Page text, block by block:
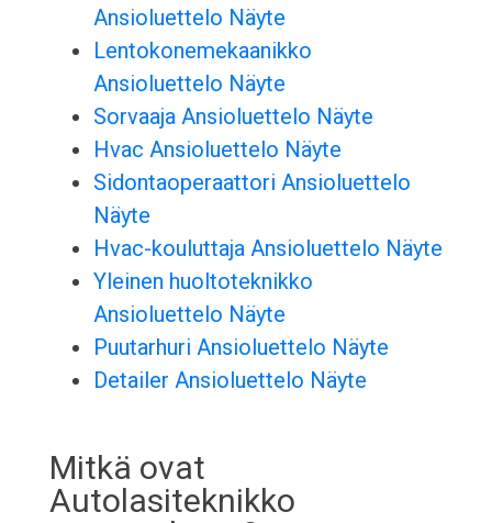
Ansioluettelo Näyte
Lentokonemekaanikko
Ansioluettelo Näyte
Sorvaaja Ansioluettelo Näyte
Hvac Ansioluettelo Näyte
Sidontaoperaattori Ansioluettelo
Näyte
Hvac-kouluttaja Ansioluettelo Näyte
Yleinen huoltoteknikko
Ansioluettelo Näyte
Puutarhuri Ansioluettelo Näyte
Detailer Ansioluettelo Näyte
Mitkä ovat
Autolasiteknikko